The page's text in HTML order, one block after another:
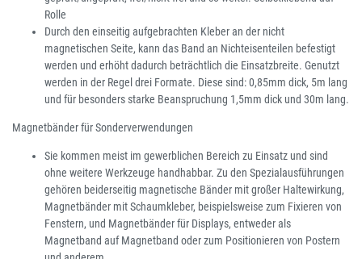
Rolle
Durch den einseitig aufgebrachten Kleber an der nicht
magnetischen Seite, kann das Band an Nichteisenteilen befestigt
werden und erhöht dadurch beträchtlich die Einsatzbreite. Genutzt
werden in der Regel drei Formate. Diese sind: 0,85mm dick, 5m lang
und für besonders starke Beanspruchung 1,5mm dick und 30m lang.
Magnetbänder für Sonderverwendungen
Sie kommen meist im gewerblichen Bereich zu Einsatz und sind
ohne weitere Werkzeuge handhabbar. Zu den Spezialausführungen
gehören beiderseitig magnetische Bänder mit großer Haltewirkung,
Magnetbänder mit Schaumkleber, beispielsweise zum Fixieren von
Fenstern, und Magnetbänder für Displays, entweder als
Magnetband auf Magnetband oder zum Positionieren von Postern